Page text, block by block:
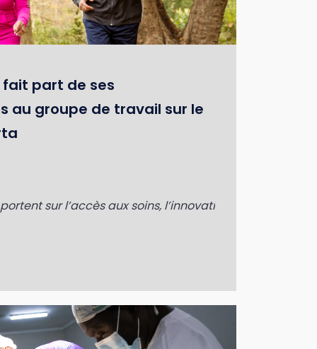
président de son conseil d’administration.
part de ses
au groupe de travail sur le
sur l’accès aux soins, l’innovation et